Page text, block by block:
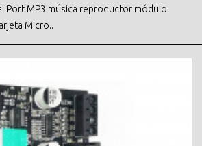
Port MP3 música reproductor módulo
Micro..